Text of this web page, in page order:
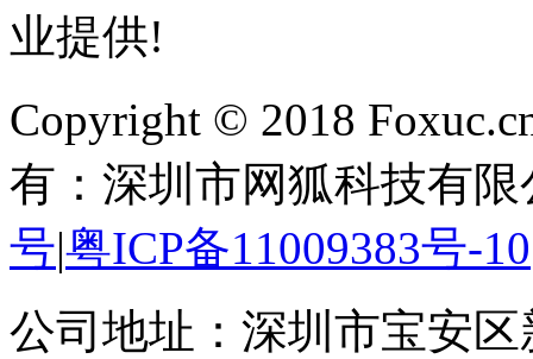
业提供!
Copyright © 2018
有：深圳市网狐科技有限
号|粤ICP备11009383号-10
公司地址：深圳市宝安